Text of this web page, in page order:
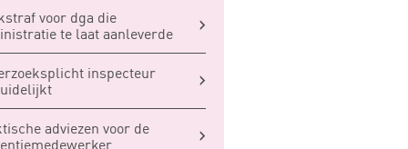
voor dga die
te laat aanleverde
inspecteur
adviezen voor de